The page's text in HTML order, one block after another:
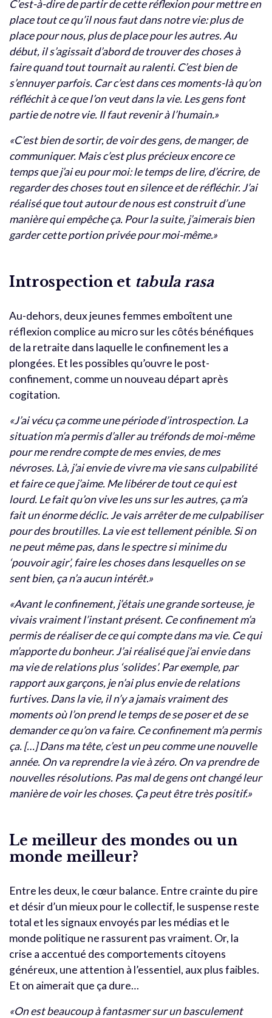
C’est-à-dire de partir de cette réflexion pour mettre en
place tout ce qu’il nous faut dans notre vie: plus de
place pour nous, plus de place pour les autres. Au
début, il s’agissait d’abord de trouver des choses à
faire quand tout tournait au ralenti. C’est bien de
s’ennuyer parfois. Car c’est dans ces moments-là qu’on
réfléchit à ce que l’on veut dans la vie. Les gens font
partie de notre vie. Il faut revenir à l’humain.»
«C’est bien de sortir, de voir des gens, de manger, de
communiquer. Mais c’est plus précieux encore ce
temps que j’ai eu pour moi: le temps de lire, d’écrire, de
regarder des choses tout en silence et de réfléchir. J’ai
réalisé que tout autour de nous est construit d’une
manière qui empêche ça. Pour la suite, j’aimerais bien
garder cette portion privée pour moi-même.»
Introspection et tabula rasa
Au-dehors, deux jeunes femmes emboîtent une
réflexion complice au micro sur les côtés bénéfiques
de la retraite dans laquelle le confinement les a
plongées. Et les possibles qu’ouvre le post-
confinement, comme un nouveau départ après
cogitation.
«J’ai vécu ça comme une période d’introspection. La
situation m’a permis d’aller au tréfonds de moi-même
pour me rendre compte de mes envies, de mes
névroses. Là, j’ai envie de vivre ma vie sans culpabilité
et faire ce que j’aime. Me libérer de tout ce qui est
lourd. Le fait qu’on vive les uns sur les autres, ça m’a
fait un énorme déclic. Je vais arrêter de me culpabiliser
pour des broutilles. La vie est tellement pénible. Si on
ne peut même pas, dans le spectre si minime du
‘pouvoir agir’, faire les choses dans lesquelles on se
sent bien, ça n’a aucun intérêt.»
«Avant le confinement, j’étais une grande sorteuse, je
vivais vraiment l’instant présent. Ce confinement m’a
permis de réaliser de ce qui compte dans ma vie. Ce qui
m’apporte du bonheur. J’ai réalisé que j’ai envie dans
ma vie de relations plus ‘solides’. Par exemple, par
rapport aux garçons, je n’ai plus envie de relations
furtives. Dans la vie, il n’y a jamais vraiment des
moments où l’on prend le temps de se poser et de se
demander ce qu’on va faire. Ce confinement m’a permis
ça. […] Dans ma tête, c’est un peu comme une nouvelle
année. On va reprendre la vie à zéro. On va prendre de
nouvelles résolutions. Pas mal de gens ont changé leur
manière de voir les choses. Ça peut être très positif.»
Le meilleur des mondes ou un
monde meilleur?
Entre les deux, le cœur balance. Entre crainte du pire
et désir d’un mieux pour le collectif, le suspense reste
total et les signaux envoyés par les médias et le
monde politique ne rassurent pas vraiment. Or, la
crise a accentué des comportements citoyens
généreux, une attention à l’essentiel, aux plus faibles.
Et on aimerait que ça dure…
«On est beaucoup à fantasmer sur un basculement